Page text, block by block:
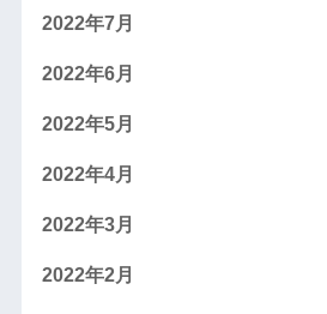
2022年7月
2022年6月
2022年5月
2022年4月
2022年3月
2022年2月